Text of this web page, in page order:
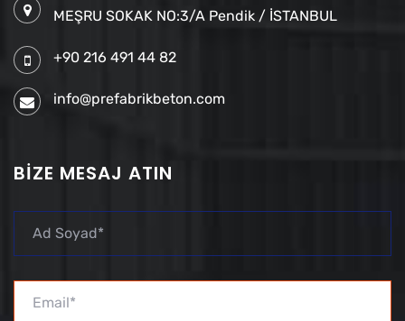
MEŞRU SOKAK NO:3/A Pendik / İSTANBUL
+90 216 491 44 82
info@prefabrikbeton.com
BIZE MESAJ ATIN